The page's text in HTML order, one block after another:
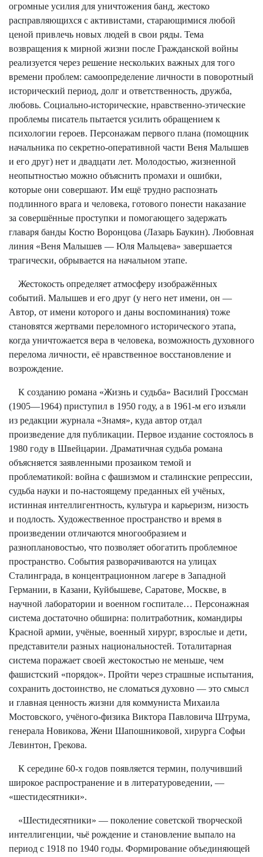
огромные усилия для уничтожения банд, жестоко
расправляющихся с активистами, старающимися любой
ценой привлечь новых людей в свои ряды. Тема
возвращения к мирной жизни после Гражданской войны
реализуется через решение нескольких важных для того
времени проблем: самоопределение личности в поворотный
исторический период, долг и ответственность, дружба,
любовь. Социально-исторические, нравственно-этические
проблемы писатель пытается усилить обращением к
психологии героев. Персонажам первого плана (помощник
начальника по секретно-оперативной части Веня Малышев
и его друг) нет и двадцати лет. Молодостью, жизненной
неопытностью можно объяснить промахи и ошибки,
которые они совершают. Им ещё трудно распознать
подлинного врага и человека, готового понести наказание
за совершённые проступки и помогающего задержать
главаря банды Костю Воронцова (Лазарь Баукин). Любовная
линия «Веня Малышев — Юля Мальцева» завершается
трагически, обрывается на начальном этапе.
Жестокость определяет атмосферу изображённых
событий. Малышев и его друг (у него нет имени, он —
Автор, от имени которого и даны воспоминания) тоже
становятся жертвами переломного исторического этапа,
когда уничтожается вера в человека, возможность духовного
перелома личности, её нравственное восстановление и
возрождение.
К созданию романа «Жизнь и судьба» Василий Гроссман
(1905—1964) приступил в 1950 году, а в 1961-м его изъяли
из редакции журнала «Знамя», куда автор отдал
произведение для публикации. Первое издание состоялось в
1980 году в Швейцарии. Драматичная судьба романа
объясняется заявленными прозаиком темой и
проблематикой: война с фашизмом и сталинские репрессии,
судьба науки и по-настоящему преданных ей учёных,
истинная интеллигентность, культура и карьеризм, низость
и подлость. Художественное пространство и время в
произведении отличаются многообразием и
разноплановостью, что позволяет обогатить проблемное
пространство. События разворачиваются на улицах
Сталинграда, в концентрационном лагере в Западной
Германии, в Казани, Куйбышеве, Саратове, Москве, в
научной лаборатории и военном госпитале… Персонажная
система достаточно обширна: политработник, командиры
Красной армии, учёные, военный хирург, взрослые и дети,
представители разных национальностей. Тоталитарная
система поражает своей жестокостью не меньше, чем
фашистский «порядок». Пройти через страшные испытания,
сохранить достоинство, не сломаться духовно — это смысл
и главная ценность жизни для коммуниста Михаила
Мостовского, учёного-физика Виктора Павловича Штрума,
генерала Новикова, Жени Шапошниковой, хирурга Софьи
Левинтон, Грекова.
К середине 60-х годов появляется термин, получивший
широкое распространение и в литературоведении, —
«шестидесятники».
«Шестидесятники» — поколение советской творческой
интеллигенции, чьё рождение и становление выпало на
период с 1918 по 1940 годы. Формирование объединяющей